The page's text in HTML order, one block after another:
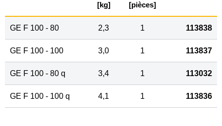
[kg]
[pièces]
GE F 100 - 80 2,3 1 113838
GE F 100 - 100 3,0 1 113837
GE F 100 - 80 q 3,4 1 113032
GE F 100 - 100 q 4,1 1 113836